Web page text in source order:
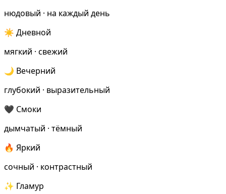
Все фотосессии
В зеркале
В свадебном платье
Женская в пиджаке
У ёлки
В школе
На подиуме
Формула 1
нюдовый · на каждый день
☀️ Дневной
мягкий · свежий
🌙 Вечерний
глубокий · выразительный
🖤 Смоки
дымчатый · тёмный
🔥 Яркий
сочный · контрастный
✨ Гламур